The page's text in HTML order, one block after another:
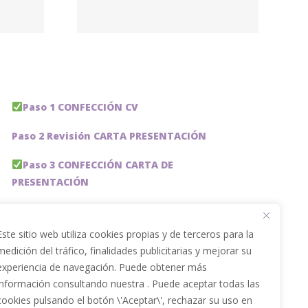
sitio web utiliza cookies propias y de terceros para la
del tráfico, finalidades publicitarias y mejorar su
de navegación. Puede obtener más
consultando nuestra . Puede aceptar todas las
pulsando el botón \'Aceptar\', rechazar su uso en
Paso 1 CONFECCIÓN CV
Paso 2 Revisión CARTA PRESENTACIÓN
Paso 3 CONFECCIÓN CARTA DE
PRESENTACIÓN
Paso 5 OPTIMIZACIÓN PERFIL LINKEDIN
PACKS DE AHORRO
JOBAI, ASISTENTE DE IA PARA BUSCAR EMPLEO